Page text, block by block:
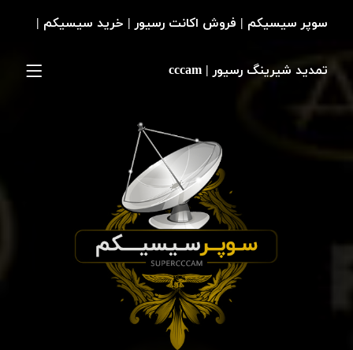
سوپر سیسیکم | فروش اکانت رسیور | خرید سیسیکم |
تمدید شیرینگ رسیور | cccam